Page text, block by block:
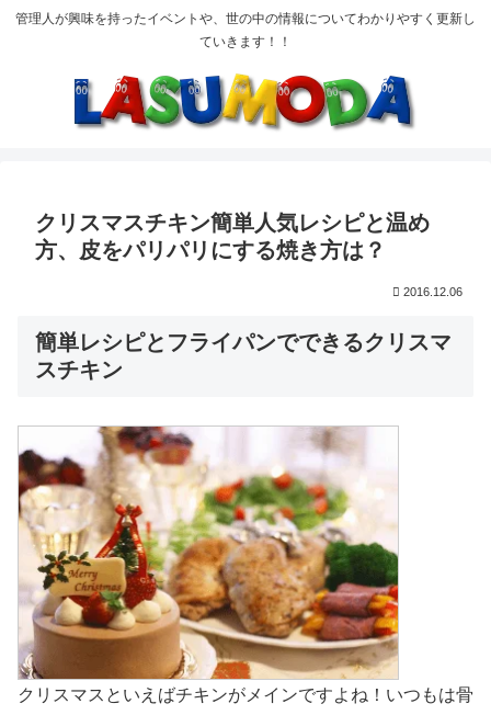
管理人が興味を持ったイベントや、世の中の情報についてわかりやすく更新し
ていきます！！
クリスマスチキン簡単人気レシピと温め
方、皮をパリパリにする焼き方は？
2016.12.06
簡単レシピとフライパンでできるクリスマ
スチキン
クリスマスといえばチキンがメインですよね！いつもは骨